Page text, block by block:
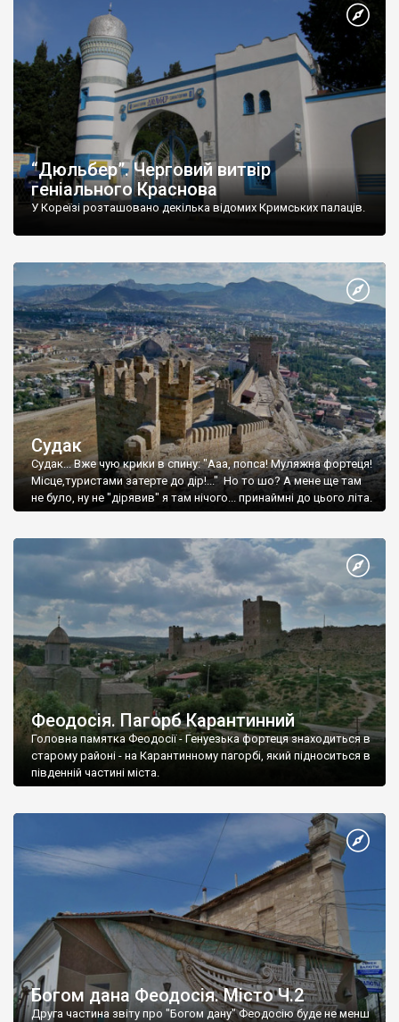
“Дюльбер”. Черговий витвір
геніального Краснова
У Кореїзі розташовано декілька відомих Кримських палаців.
Судак
Судак... Вже чую крики в спину: "Ааа, попса! Муляжна фортеця!
Місце,туристами затерте до дір!..." Но то шо? А мене ще там
не було, ну не "дірявив" я там нічого... принаймні до цього літа.
Феодосія. Пагорб Карантинний
Головна памятка Феодосії - Генуезька фортеця знаходиться в
старому районі - на Карантинному пагорбі, який підноситься в
південній частині міста.
Богом дана Феодосія. Місто Ч.2
Друга частина звіту про "Богом дану" Феодосію буде не менш